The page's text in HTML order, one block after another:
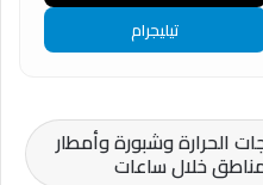
تيليجرام
بدرجات الحرارة وشبورة وأمطار
خلال ساعات